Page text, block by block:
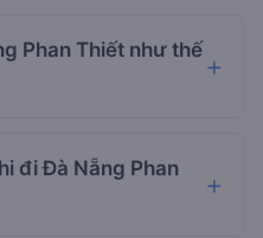
Phan Thiết như thế
đi Đà Nẵng Phan